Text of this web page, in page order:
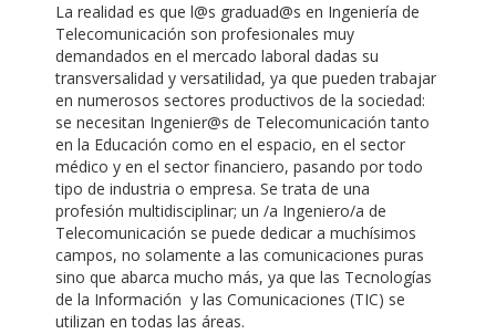
La realidad es que l@s graduad@s en Ingeniería de
Telecomunicación son profesionales muy
demandados en el mercado laboral dadas su
transversalidad y versatilidad, ya que pueden trabajar
en numerosos sectores productivos de la sociedad:
se necesitan Ingenier@s de Telecomunicación tanto
en la Educación como en el espacio, en el sector
médico y en el sector financiero, pasando por todo
tipo de industria o empresa. Se trata de una
profesión multidisciplinar; un /a Ingeniero/a de
Telecomunicación se puede dedicar a muchísimos
campos, no solamente a las comunicaciones puras
sino que abarca mucho más, ya que las Tecnologías
de la Información y las Comunicaciones (TIC) se
utilizan en todas las áreas.